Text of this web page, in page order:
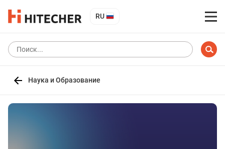
RU
Наука и Образование